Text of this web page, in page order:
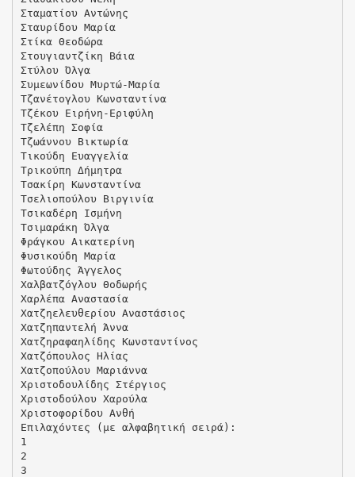
Σταματίου Αντώνης
Σταυρίδου Μαρία
Στίκα Θεοδώρα
Στουγιαντζίκη Βάια
Στύλου Όλγα
Συμεωνίδου Μυρτώ-Μαρία
Τζανέτογλου Κωνσταντίνα
Τζέκου Ειρήνη-Εριφύλη
Τζελέπη Σοφία
Τζωάννου Βικτωρία
Τικούδη Ευαγγελία
Τρικούπη Δήμητρα
Τσακίρη Κωνσταντίνα
Τσελιοπούλου Βιργινία
Τσικαδέρη Ισμήνη
Τσιμαράκη Όλγα
Φράγκου Αικατερίνη
Φυσικούδη Μαρία
Φωτούδης Άγγελος
Χαλβατζόγλου Θοδωρής
Χαρλέπα Αναστασία
Χατζηελευθερίου Αναστάσιος
Χατζηπαντελή Άννα
Χατζηραφαηλίδης Κωνσταντίνος
Χατζόπουλος Ηλίας
Χατζοπούλου Μαριάννα
Χριστοδουλίδης Στέργιος
Χριστοδούλου Χαρούλα
Χριστοφορίδου Ανθή
Επιλαχόντες (με αλφαβητική σειρά):
1
2
3